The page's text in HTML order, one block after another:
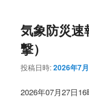
気象防災速
撃）
投稿日時:2026年7
2026年07月27日